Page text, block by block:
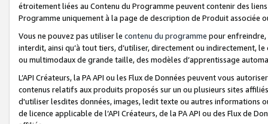
étroitement liées au Contenu du Programme peuvent contenir des
Programme uniquement à la page de description de Produit associée
Vous ne pouvez pas utiliser le contenu du programme pour
interdit, ainsi qu’à tout tiers, d’utiliser, directement ou indirectement,
ou multimodaux de grande taille, des modèles d’apprentissage
L’API Créateurs, la PA API ou les Flux de Données peuvent vous
contenus relatifs aux produits proposés sur un ou plusieurs sites
d'utiliser lesdites données, images, ledit texte ou autres informations
de licence applicable de l’API Créateurs, de la PA API ou des Flux de